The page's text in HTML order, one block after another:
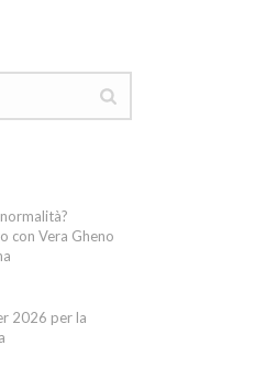
normalità?
con Vera Gheno
2026 per la